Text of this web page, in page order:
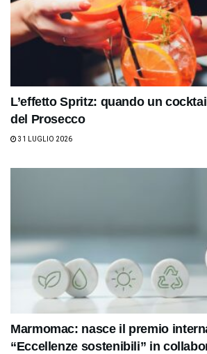
L’effetto Spritz: quando un
del Prosecco
31 LUGLIO 2026
Marmomac: nasce il premio
“Eccellenze sostenibili” in